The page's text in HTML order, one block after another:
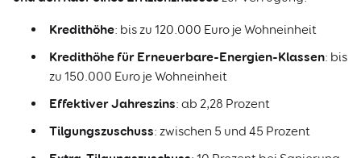
Kredithöhe: bis zu 120.000 Euro je Wohneinheit
Kredithöhe für Erneuerbare-Energien-Klassen: bis
zu 150.000 Euro je Wohneinheit
Effektiver Jahreszins: ab 2,28 Prozent
Tilgungszuschuss: zwischen 5 und 45 Prozent